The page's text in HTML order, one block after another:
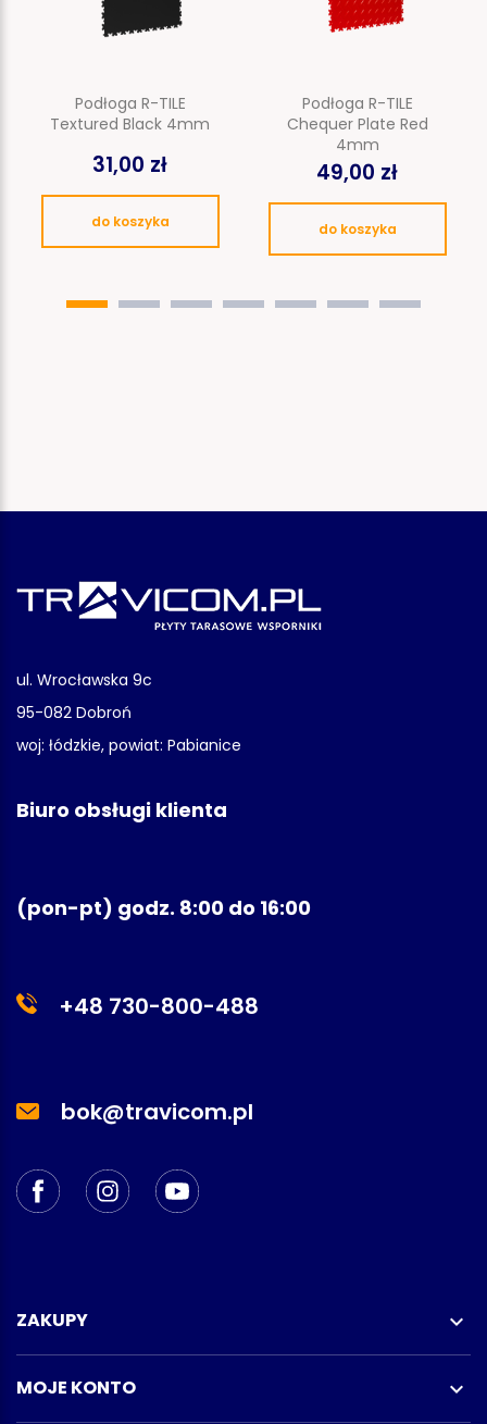
Podłoga R-TILE
Textured Black 4mm
31,00 zł
do koszyka
Podłoga R-TILE
Chequer Plate Red
4mm
49,00 zł
do koszyka
ul. Wrocławska 9c
95-082 Dobroń
woj: łódzkie, powiat: Pabianice
Biuro obsługi klienta
(pon-pt) godz. 8:00 do 16:00
+48 730-800-488
bok@travicom.pl
ZAKUPY 
MOJE KONTO 